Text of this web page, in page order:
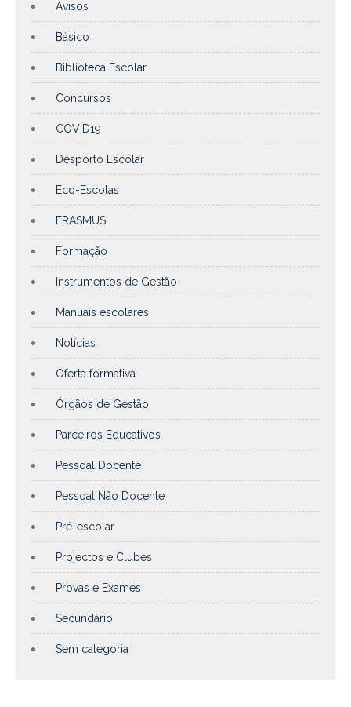
Avisos
Básico
Biblioteca Escolar
Concursos
COVID19
Desporto Escolar
Eco-Escolas
ERASMUS
Formação
Instrumentos de Gestão
Manuais escolares
Notícias
Oferta formativa
Órgãos de Gestão
Parceiros Educativos
Pessoal Docente
Pessoal Não Docente
Pré-escolar
Projectos e Clubes
Provas e Exames
Secundário
Sem categoria